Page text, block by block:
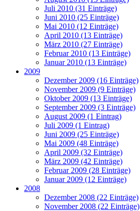
Juli 2010 (31 Einträge)
Juni 2010 (25 Einträge)
Mai 2010 (12 Einträge)
April 2010 (13 Einträge)
März 2010 (27 Einträge)
Februar 2010 (13 Einträge)
Januar 2010 (13 Einträge)
2009
Dezember 2009 (16 Einträge)
November 2009 (9 Einträge)
Oktober 2009 (13 Einträge)
September 2009 (3 Einträge)
August 2009 (1 Eintrag)
Juli 2009 (1 Eintrag)
Juni 2009 (25 Einträge)
Mai 2009 (48 Einträge)
April 2009 (32 Einträge)
März 2009 (42 Einträge)
Februar 2009 (28 Einträge)
Januar 2009 (12 Einträge)
2008
Dezember 2008 (22 Einträge)
November 2008 (22 Einträge)